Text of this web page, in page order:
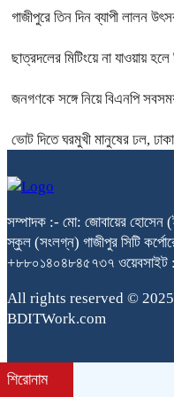
গাজীপুরে তিন দিন ব্যাপী লালন
ছাত্রদলের মিটিংয়ে না যাওয়ায়
জনগণকে সঙ্গে নিয়ে বিএনপি
ভোট দিতে ঘরমুখী মানুষের ঢল,
সম্পাদক :- মো: জোবায়ের হোসেন
স্কুল (সংলগ্ন) গাজীপুর সিটি
+৮৮০১৪০৪৮৪৫৭৩৭
All rights reserved ©
BDITWork.com
শিরোনাম
bdit.com.bd